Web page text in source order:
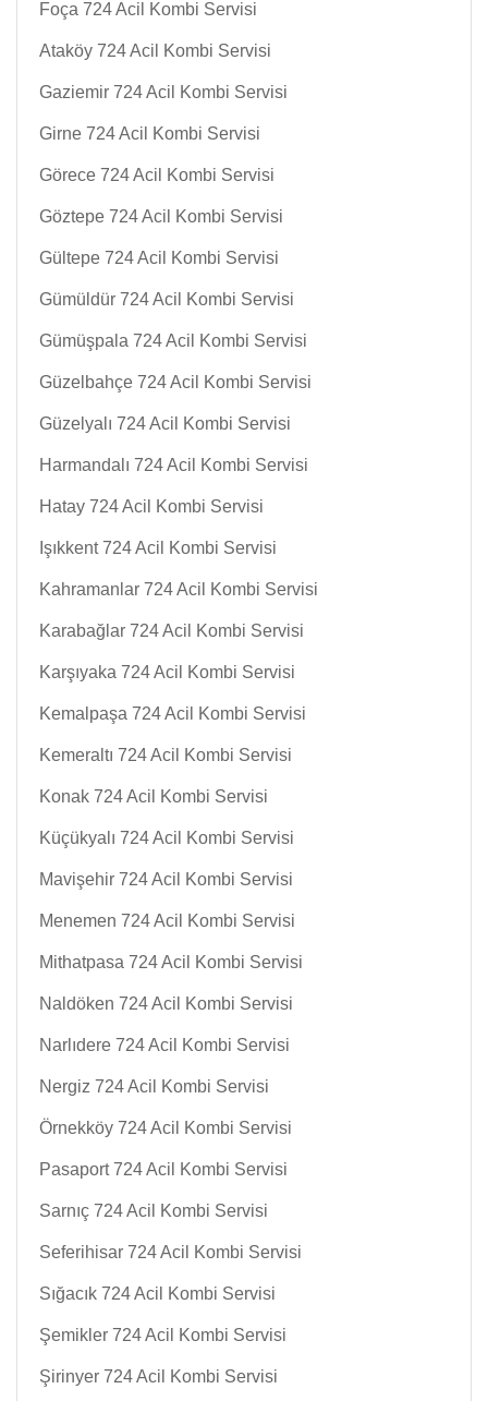
Foça 724 Acil Kombi Servisi
Ataköy 724 Acil Kombi Servisi
Gaziemir 724 Acil Kombi Servisi
Girne 724 Acil Kombi Servisi
Görece 724 Acil Kombi Servisi
Göztepe 724 Acil Kombi Servisi
Gültepe 724 Acil Kombi Servisi
Gümüldür 724 Acil Kombi Servisi
Gümüşpala 724 Acil Kombi Servisi
Güzelbahçe 724 Acil Kombi Servisi
Güzelyalı 724 Acil Kombi Servisi
Harmandalı 724 Acil Kombi Servisi
Hatay 724 Acil Kombi Servisi
Işıkkent 724 Acil Kombi Servisi
Kahramanlar 724 Acil Kombi Servisi
Karabağlar 724 Acil Kombi Servisi
Karşıyaka 724 Acil Kombi Servisi
Kemalpaşa 724 Acil Kombi Servisi
Kemeraltı 724 Acil Kombi Servisi
Konak 724 Acil Kombi Servisi
Küçükyalı 724 Acil Kombi Servisi
Mavişehir 724 Acil Kombi Servisi
Menemen 724 Acil Kombi Servisi
Mithatpasa 724 Acil Kombi Servisi
Naldöken 724 Acil Kombi Servisi
Narlıdere 724 Acil Kombi Servisi
Nergiz 724 Acil Kombi Servisi
Örnekköy 724 Acil Kombi Servisi
Pasaport 724 Acil Kombi Servisi
Sarnıç 724 Acil Kombi Servisi
Seferihisar 724 Acil Kombi Servisi
Sığacık 724 Acil Kombi Servisi
Şemikler 724 Acil Kombi Servisi
Şirinyer 724 Acil Kombi Servisi